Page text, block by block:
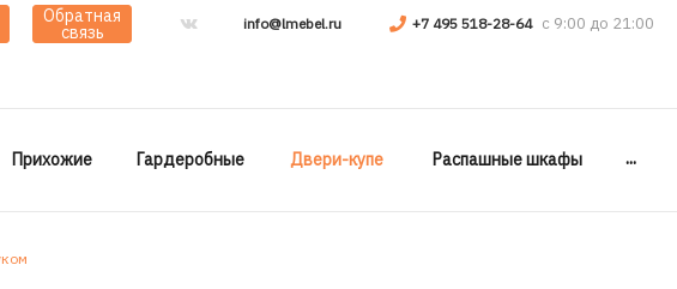
Обратная
связь info@lmebel.ru +7 495 518-28-64
Прихожие Гардеробные Двери-купе Распашные шкафы ...